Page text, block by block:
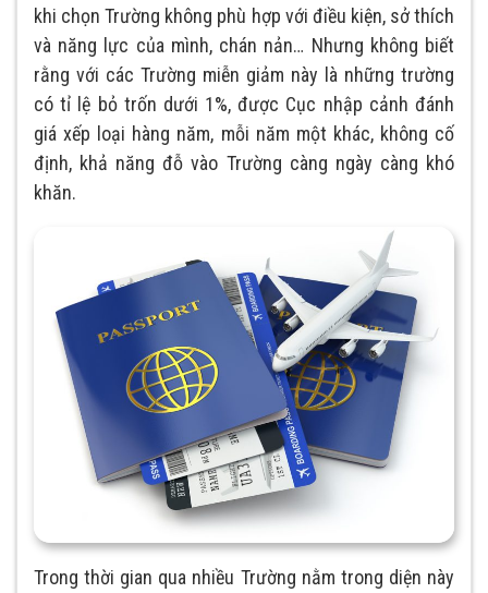
khi chọn Trường không phù hợp với điều kiện, sở thích
và năng lực của mình, chán nản… Nhưng không biết
rằng với các Trường miễn giảm này là những trường
có tỉ lệ bỏ trốn dưới 1%, được Cục nhập cảnh đánh
giá xếp loại hàng năm, mỗi năm một khác, không cố
định, khả năng đỗ vào Trường càng ngày càng khó
khăn.
Trong thời gian qua nhiều Trường nằm trong diện này